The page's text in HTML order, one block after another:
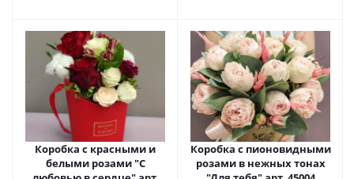
Коробка с красными и
белыми розами "С
Коробка с пионовидными
розами в нежных тонах